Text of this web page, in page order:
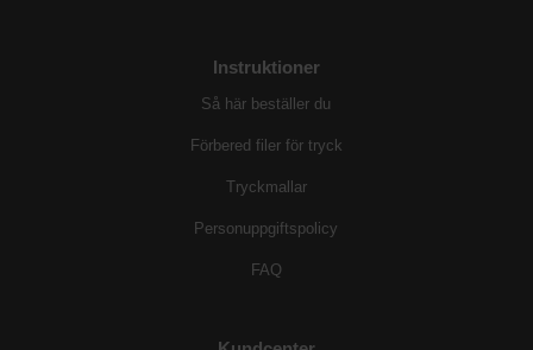
Instruktioner
Så här beställer du
Förbered filer för tryck
Tryckmallar
Personuppgiftspolicy
FAQ